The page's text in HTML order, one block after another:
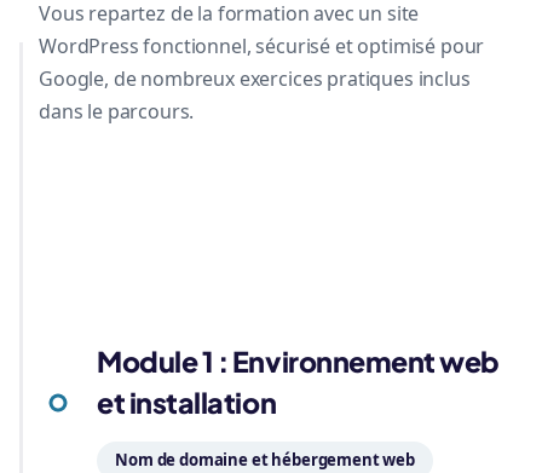
Vous repartez de la formation avec un site
WordPress fonctionnel, sécurisé et optimisé pour
Google, de nombreux exercices pratiques inclus
dans le parcours.
Module 1 : Environnement web
et installation
Nom de domaine et hébergement web